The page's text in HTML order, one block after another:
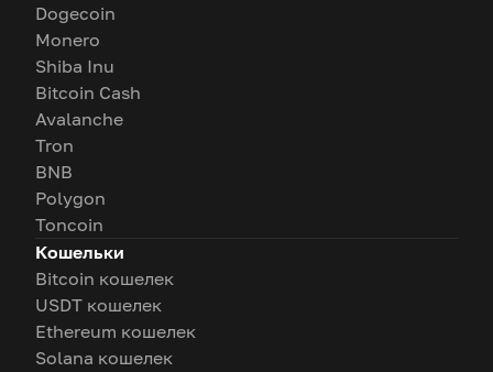
Dogecoin
Monero
Shiba Inu
Bitcoin Cash
Avalanche
Tron
BNB
Polygon
Toncoin
Кошельки
Bitcoin кошелек
USDT кошелек
Ethereum кошелек
Solana кошелек